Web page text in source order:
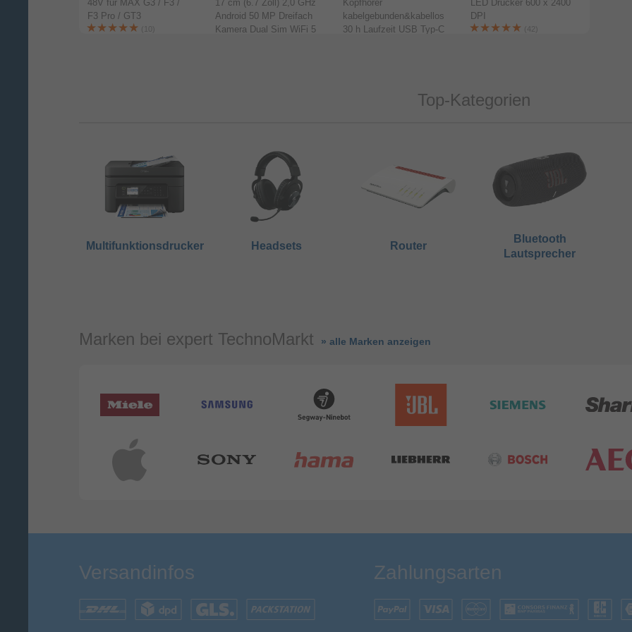
48V für MAX G3 / F3 /
F3 Pro / GT3
(10)
17 cm (6.7 Zoll) 2,0 GHz
Android 50 MP Dreifach
Kamera Dual Sim WiFi 5
Kopfhörer
kabelgebunden&kabellos
30 h Laufzeit USB Typ-C
LED Drucker 600 x 2400
DPI
(42)
Top-Kategorien
Multifunktionsdrucker Headsets Router
Bluetooth
Lautsprecher
Marken bei expert TechnoMarkt » alle Marken anzeigen
Versandinfos Zahlungsarten